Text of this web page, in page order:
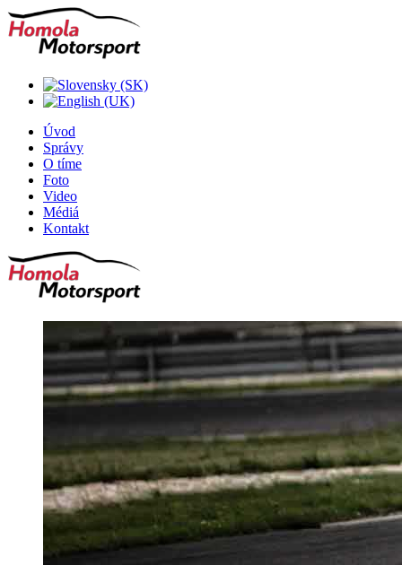
Úvod
Správy
O tíme
Foto
Video
Médiá
Kontakt